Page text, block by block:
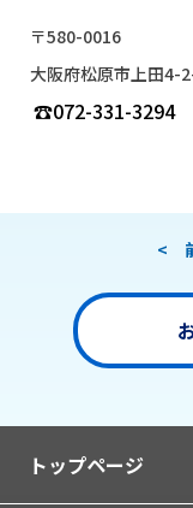
〒580-0016
大阪府松原市上田4-
☎072-331-3294
<
トップページ